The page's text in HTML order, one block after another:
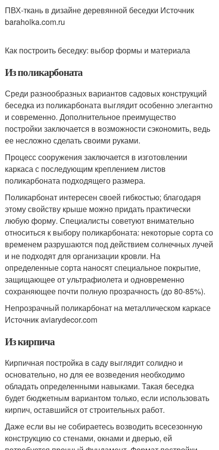
ПВХ-ткань в дизайне деревянной беседки Источник
baraholka.com.ru
Как построить беседку: выбор формы и материала
Из поликарбоната
Среди разнообразных вариантов садовых конструкций
беседка из поликарбоната выглядит особенно элегантно
и современно. Дополнительное преимущество
постройки заключается в возможности сэкономить, ведь
ее несложно сделать своими руками.
Процесс сооружения заключается в изготовлении
каркаса с последующим креплением листов
поликарбоната подходящего размера.
Поликарбонат интересен своей гибкостью; благодаря
этому свойству крыше можно придать практически
любую форму. Специалисты советуют внимательно
относиться к выбору поликарбоната: некоторые сорта со
временем разрушаются под действием солнечных лучей
и не подходят для организации кровли. На
определенные сорта наносят специальное покрытие,
защищающее от ультрафиолета и одновременно
сохраняющее почти полную прозрачность (до 80-85%).
Непрозрачный поликарбонат на металлическом каркасе
Источник aviarydecor.com
Из кирпича
Кирпичная постройка в саду выглядит солидно и
основательно, но для ее возведения необходимо
обладать определенными навыками. Такая беседка
будет бюджетным вариантом только, если использовать
кирпич, оставшийся от строительных работ.
Даже если вы не собираетесь возводить всесезонную
конструкцию со стенами, окнами и дверью, ей